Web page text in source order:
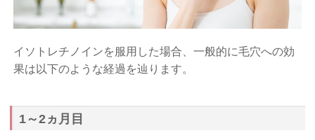
イソトレチノインを服用した場合、一般的に毛穴への効
果は以下のような経過を辿ります。
1～2ヵ月目